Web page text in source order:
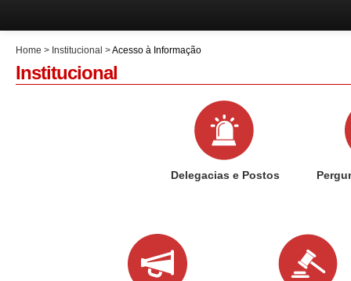
Home > Institucional >Acesso à Informação
Institucional
Delegacias e Postos